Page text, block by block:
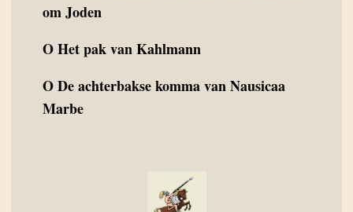
om Joden
OHet pak van Kahlmann
ODe achterbakse komma van Nausicaa
Marbe